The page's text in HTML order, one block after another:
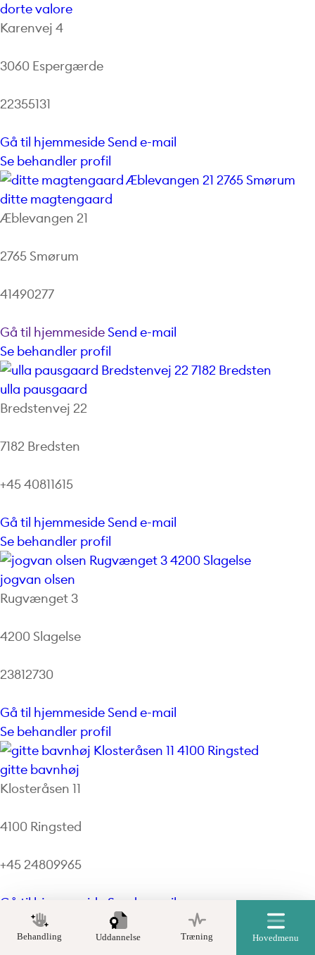
Behandling Uddannelse Træning Hovedmenu
dorte valore
Karenvej 4
3060 Espergærde
22355131
Gå til hjemmesideSend e-mail
Se behandler profil
ditte magtengaard
Æblevangen 21
2765 Smørum
41490277
Gå til hjemmesideSend e-mail
Se behandler profil
ulla pausgaard
Bredstenvej 22
7182 Bredsten
+45 40811615
Gå til hjemmesideSend e-mail
Se behandler profil
jogvan olsen
Rugvænget 3
4200 Slagelse
23812730
Gå til hjemmesideSend e-mail
Se behandler profil
gitte bavnhøj
Klosteråsen 11
4100 Ringsted
+45 24809965
Gå til hjemmeside
Send e-mail
Se behandler profil